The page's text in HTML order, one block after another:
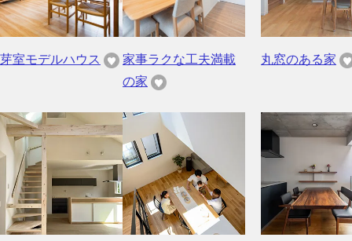
芽室モデルハウス
家事ラクな工夫満載
の家
丸窓のある家